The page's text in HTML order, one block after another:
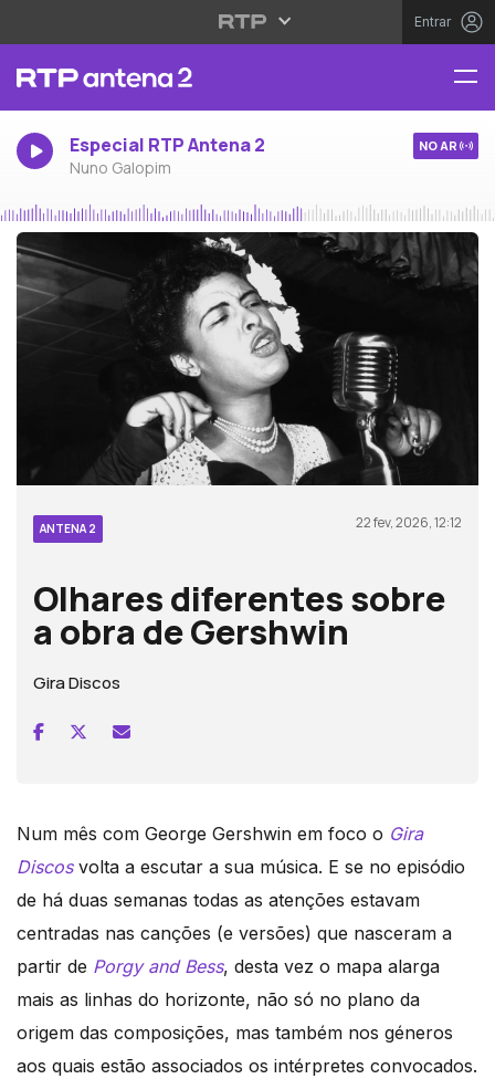
Entrar
Especial RTP Antena 2
Nuno Galopim
NO AR
ANTENA 2 22 fev, 2026, 12:12
Olhares diferentes sobre
a obra de Gershwin
Gira Discos
Num mês com George Gershwin em foco o Gira
Discosvolta a escutar a sua música. E se no episódio
de há duas semanas todas as atenções estavam
centradas nas canções (e versões) que nasceram a
partir de Porgy and Bess, desta vez o mapa alarga
mais as linhas do horizonte, não só no plano da
origem das composições, mas também nos géneros
aos quais estão associados os intérpretes convocados.